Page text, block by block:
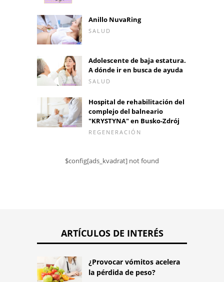
Anillo NuvaRing
SALUD
Adolescente de baja estatura.
A dónde ir en busca de ayuda
SALUD
Hospital de rehabilitación del
complejo del balneario
"KRYSTYNA" en Busko-Zdrój
REGENERACIÓN
$config[ads_kvadrat] not found
ARTÍCULOS DE INTERÉS
¿Provocar vómitos acelera
la pérdida de peso?